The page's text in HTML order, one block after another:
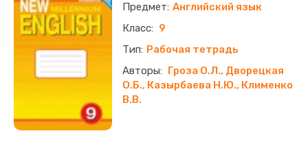
Английский язык
9
Рабочая тетрадь
Гроза О.Л., Дворецкая
О.Б., Казырбаева Н.Ю., Клименко
В.В.